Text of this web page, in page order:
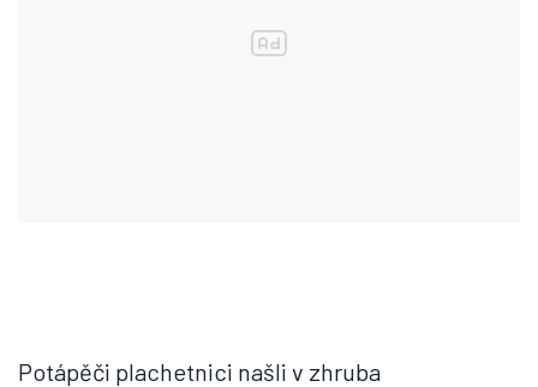
Potápěči plachetnici našli v zhruba